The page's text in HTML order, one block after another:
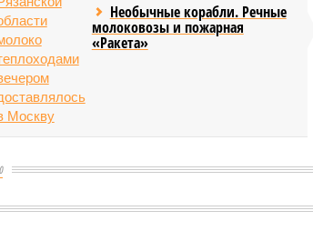
Необычные корабли. Речные
молоковозы и пожарная
«Ракета»
0
Стали известны